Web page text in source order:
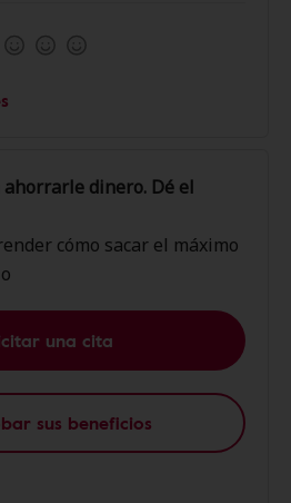
dinero. Dé el
cómo sacar el máximo
una cita
sus beneficios